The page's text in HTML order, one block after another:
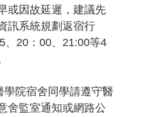
或因故延遲，建議先
訊系統規劃返宿行
、20：00、21:00等4
院宿舍同學請遵守醫
舍監室通知或網路公